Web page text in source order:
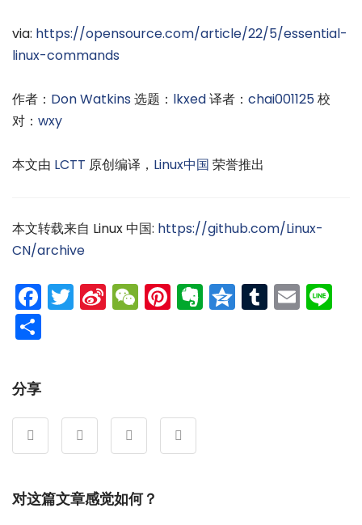
via: https://opensource.com/article/22/5/essential-
linux-commands
作者： Don Watkins 选题： lkxed译者： chai001125校
对： wxy
本文由 LCTT 原创编译， Linux中国 荣誉推出
本文转载来自 Linux 中国: https://github.com/Linux-
CN/archive
Facebook
Twitter
Sina
Weibo
WeChat
Pinterest
Evernote
Qzone
Tumblr
分享
对这篇文章感觉如何？